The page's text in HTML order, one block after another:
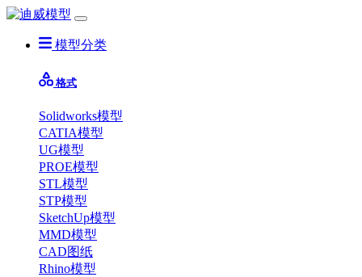
模型分类
格式
Solidworks模型
CATIA模型
UG模型
PROE模型
STL模型
STP模型
SketchUp模型
MMD模型
CAD图纸
Rhino模型